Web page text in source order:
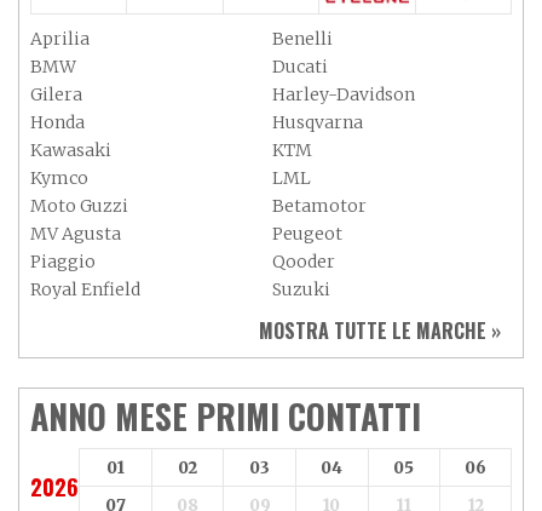
Aprilia
Benelli
BMW
Ducati
Gilera
Harley-Davidson
Honda
Husqvarna
Kawasaki
KTM
Kymco
LML
Moto Guzzi
Betamotor
MV Agusta
Peugeot
Piaggio
Qooder
Royal Enfield
Suzuki
Triumph
Yamaha
Aeon
Aspes
Axy
Baotian
MOSTRA TUTTE LE MARCHE »
ANNO MESE PRIMI CONTATTI
2026
01 02 03 04 05
06
07
08 09 10 11 12